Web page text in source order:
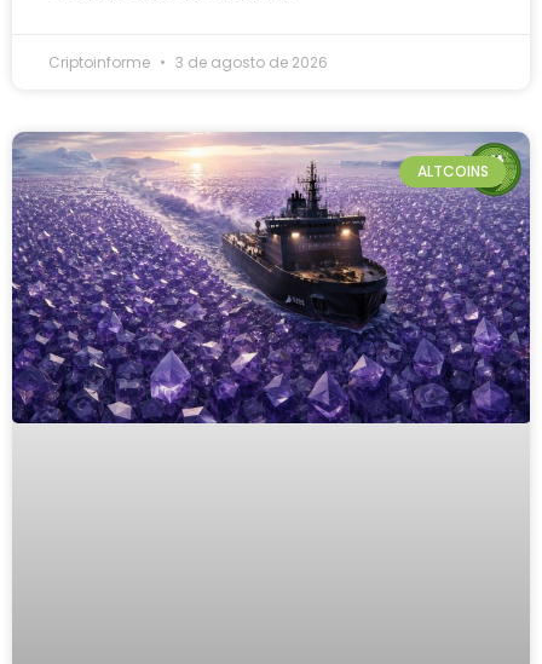
Criptoinforme 3 de agosto de 2026
ALTCOINS